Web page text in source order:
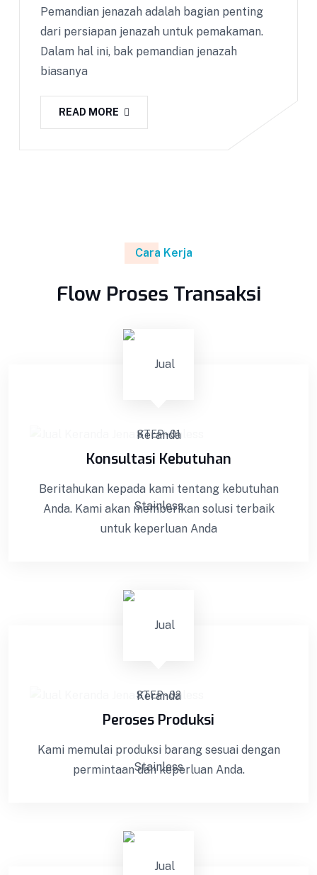
Pemandian jenazah adalah bagian penting
dari persiapan jenazah untuk pemakaman.
Dalam hal ini, bak pemandian jenazah
biasanya
READ MORE
Cara Kerja
Flow Proses Transaksi
STEP - 01
Konsultasi Kebutuhan
Beritahukan kepada kami tentang kebutuhan
Anda. Kami akan memberikan solusi terbaik
untuk keperluan Anda
STEP - 02
Peroses Produksi
Kami memulai produksi barang sesuai dengan
permintaan dan keperluan Anda.